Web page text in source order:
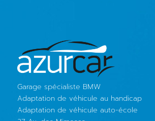
Garage spécialiste BMW
Adaptation de véhicule au handicap
Adaptation de véhicule auto-école